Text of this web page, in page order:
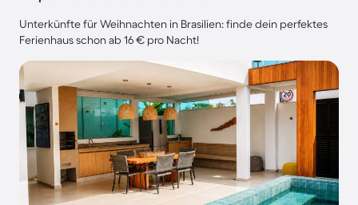
Unterkünfte für Weihnachten in Brasilien: finde dein perfektes
Ferienhaus schon ab 16 € pro Nacht!